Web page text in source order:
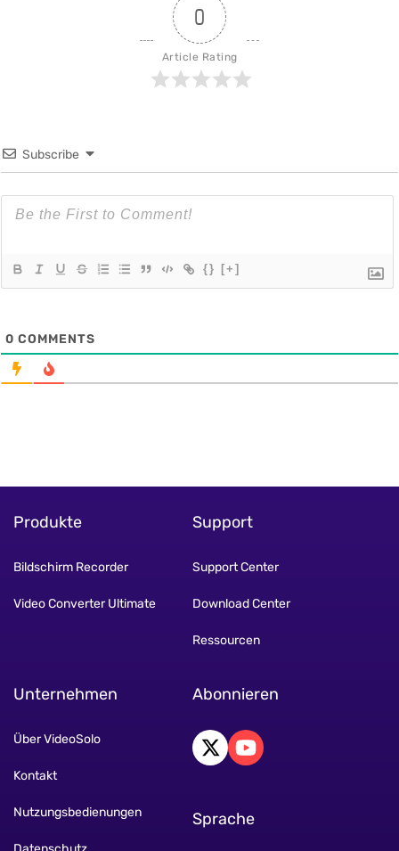
0
Article Rating
Subscribe
{} [+]
0 COMMENTS
Produkte
Bildschirm Recorder
Video Converter Ultimate
Support
Support Center
Download Center
Ressourcen
Unternehmen
Über VideoSolo
Kontakt
Nutzungsbedienungen
Abonnieren
Sprache